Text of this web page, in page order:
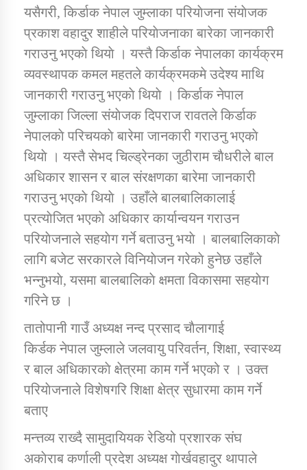
तातोपानी गाउँपालिका जुम्लाको सूचना
यसैगरी, किर्डाक नेपाल जुम्लाका परियाेजना संयाेजक
प्रकाश वहादुर शाहीले परियाेजनाका बारेका जानकारी
गराउनु भएकाे थियाे । यस्तै किर्डाक नेपालका कार्यक्रम
व्यवस्थापक कमल महतले कार्यक्रमकमे उदेश्य माथि
जानकारी गराउनु भएकाे थियाे । किर्डाक नेपाल
जुम्लाका जिल्ला संयाेजक दिपराज रावतले किर्डाक
नेपालकाे परिचयकाे बारेमा जानकारी गराउनु भएकाे
थियाे । यस्तै सेभद चिल्ड्रेनका जुठीराम चाैधरीले बाल
अधिकार शासन र बाल संरक्षणका बारेमा जानकारी
गराउनु भएकाे थियाे । उहाँले बालबालिकालाई
प्रत्याेजित भएकाे अधिकार कार्यान्वयन गराउन
परियाेजनाले सहयाेग गर्ने बताउनु भयाे । बालबालिकाकाे
लागि बजेट सरकारले विनियाेजन गरेकाे हुनेछ उहाँले
भन्नुभयाे, यसमा बालबालिकाे क्षमता विकासमा सहयाेग
गरिने छ ।
तातोपानी गाउँ अध्यक्ष नन्द प्रसाद चाैलागाई
किर्डक नेपाल जुम्लाले जलवायु परिवर्तन, शिक्षा, स्वास्थ्य
र बाल अधिकारकाे क्षेत्रमा काम गर्ने भएको र । उक्त
परियाेजनाले विशेषगरि शिक्षा क्षेत्र सुधारमा काम गर्ने
बताए
मन्त्तव्य राख्दै सामुदायियक रेडियो प्रशारक संघ
अकाेराब कर्णाली प्रदेश अध्यक्ष गाेर्खवहादुर थापाले